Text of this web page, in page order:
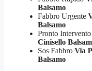
Balsamo
Fabbro Urgente
Balsamo
Pronto
Cinisello
Sos Fabbro Via
Balsamo